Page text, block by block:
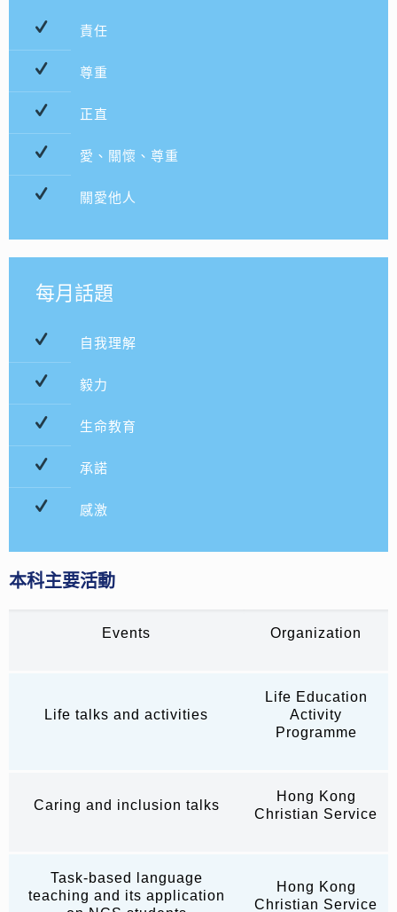
責任
尊重
正直
愛、關懷、尊重
關愛他人
每月話題
自我理解
毅力
生命教育
承諾
感激
本科主要活動
Events Organization
Life talks and activities
Life Education
Activity
Programme
Caring and inclusion talks
Hong Kong
Christian Service
Task-based language
teaching and its application
Hong Kong
Christian Service